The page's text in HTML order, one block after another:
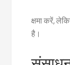
क्षमा करें,
है।